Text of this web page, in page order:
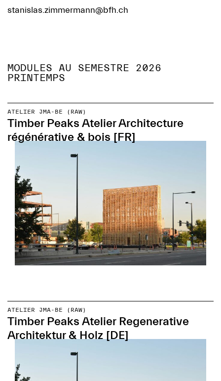
stanislas.zimmermann@bfh.ch
MODULES AU SEMESTRE 2026
PRINTEMPS
ATELIER JMA-BE (RAW)
Timber Peaks Atelier Architecture
régénérative & bois [FR]
ATELIER JMA-BE (RAW)
Timber Peaks Atelier Regenerative
Architektur & Holz [DE]